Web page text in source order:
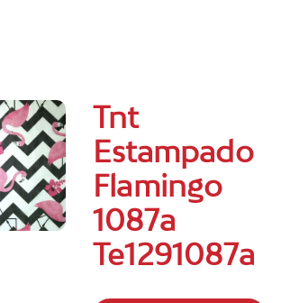
Tnt
Estampado
Flamingo
1087a
Te1291087a